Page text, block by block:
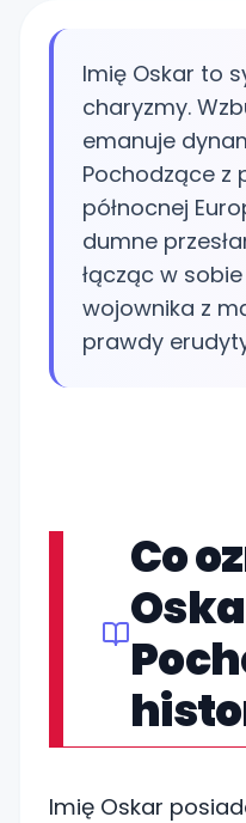
Imię Oskar to
charyzmy.
emanuje
Pochodzące z
północnej
dumne
łącząc w
wojownika z
prawdy
Co
Imię Oskar